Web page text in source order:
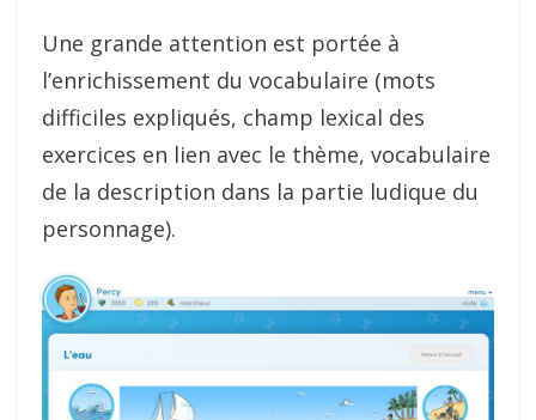
Une grande attention est portée à
l’enrichissement du vocabulaire (mots
difficiles expliqués, champ lexical des
exercices en lien avec le thème, vocabulaire
de la description dans la partie ludique du
personnage).